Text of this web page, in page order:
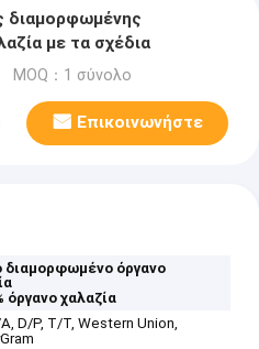
διαμορφωμένης
με τα σχέδια
MOQ：1 σύνολο
Επικοινωνήστε
διαμορφωμένο όργανο
όργανο χαλαζία
D/P, T/T, Western Union,